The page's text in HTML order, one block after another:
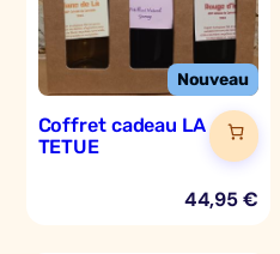
Coffret cadeau LA
TETUE
44,95€